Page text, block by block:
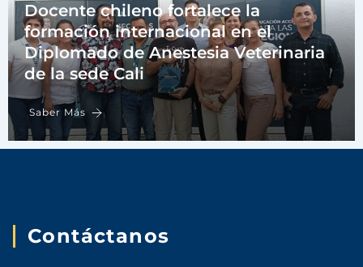
Docente chileno fortalece la
formación internacional en el
Diplomado de Anestesia Veterinaria
de la sede Cali
Saber Más
Contáctanos